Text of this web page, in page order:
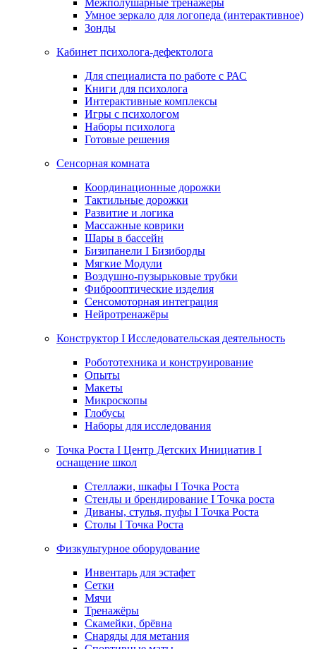
Умное зеркало для логопеда (интерактивное)
Зонды
Кабинет психолога-дефектолога
Для специалиста по работе с РАС
Книги для психолога
Интерактивные комплексы
Игры с психологом
Наборы психолога
Готовые решения
Сенсорная комната
Координационные дорожки
Тактильные дорожки
Развитие и логика
Массажные коврики
Шары в бассейн
Бизипанели I Бизиборды
Мягкие Модули
Воздушно-пузырьковые трубки
Фиброоптические изделия
Сенсомоторная интеграция
Нейротренажёры
Конструктор I Исследовательская деятельность
Робототехника и конструирование
Опыты
Макеты
Микроскопы
Глобусы
Наборы для исследования
Точка Роста I Центр Детских Инициатив I
оснащение школ
Стеллажи, шкафы I Точка Роста
Стенды и брендирование I Точка роста
Диваны, стулья, пуфы I Точка Роста
Столы I Точка Роста
Физкультурное оборудование
Инвентарь для эстафет
Сетки
Мячи
Тренажёры
Скамейки, брёвна
Снаряды для метания